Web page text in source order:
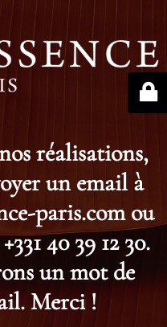
réalisations,
un email à
paris.com ou
40 39 12 30.
un mot de
Merci !